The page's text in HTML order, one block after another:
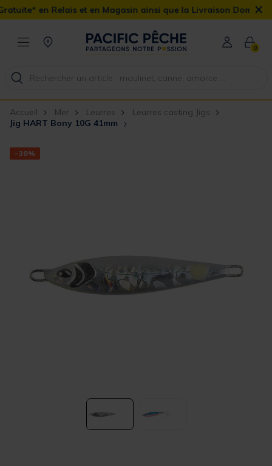
et en Magasin ainsi que la Livraison Domicile offerte dès 90€
×
0
Accueil Mer Leurres
Leurres casting Jigs
Jig HART Bony 10G 41mm
-38%